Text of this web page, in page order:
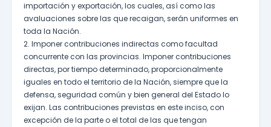
importación y exportación, los cuales, así como las
avaluaciones sobre las que recaigan, serán uniformes en
toda la Nación.
2. Imponer contribuciones indirectas como facultad
concurrente con las provincias. Imponer contribuciones
directas, por tiempo determinado, proporcionalmente
iguales en todo el territorio de la Nación, siempre que la
defensa, seguridad común y bien general del Estado lo
exijan. Las contribuciones previstas en este inciso, con
excepción de la parte o el total de las que tengan